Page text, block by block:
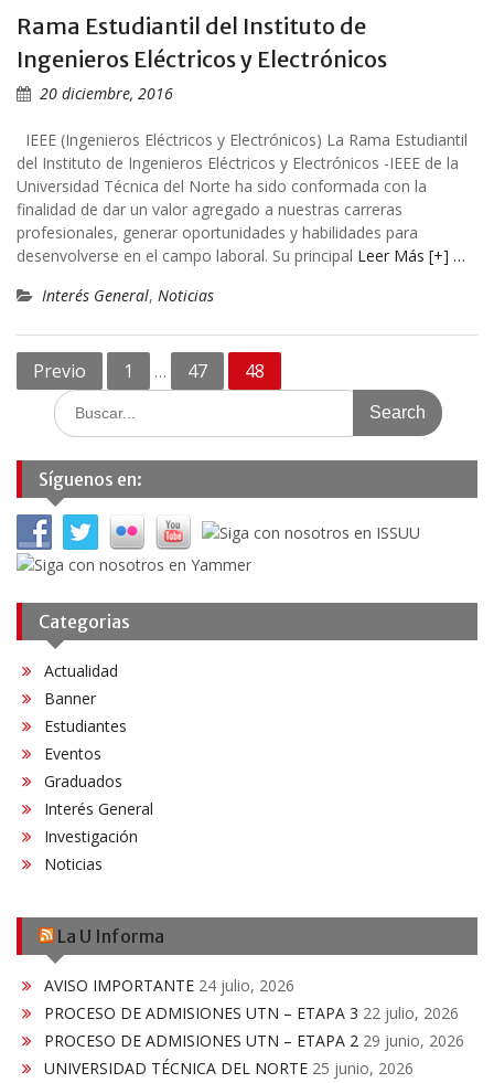
Rama Estudiantil del Instituto de
Ingenieros Eléctricos y Electrónicos
20 diciembre, 2016
IEEE (Ingenieros Eléctricos y Electrónicos) La Rama Estudiantil
del Instituto de Ingenieros Eléctricos y Electrónicos -IEEE de la
Universidad Técnica del Norte ha sido conformada con la
finalidad de dar un valor agregado a nuestras carreras
profesionales, generar oportunidades y habilidades para
desenvolverse en el campo laboral. Su principal Leer Más [+] …
Interés General, Noticias
Navegación
entradas
Previo 1 … 47 48
Search
for:
Síguenos en:
Categorias
Actualidad
Banner
Estudiantes
Eventos
Graduados
Interés General
Investigación
Noticias
La U Informa
AVISO IMPORTANTE 24 julio, 2026
PROCESO DE ADMISIONES UTN – ETAPA 3 22 julio, 2026
PROCESO DE ADMISIONES UTN – ETAPA 2 29 junio, 2026
UNIVERSIDAD TÉCNICA DEL NORTE 25 junio, 2026